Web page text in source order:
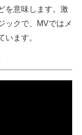
を意味します。激
ックで、MVではメ
います。